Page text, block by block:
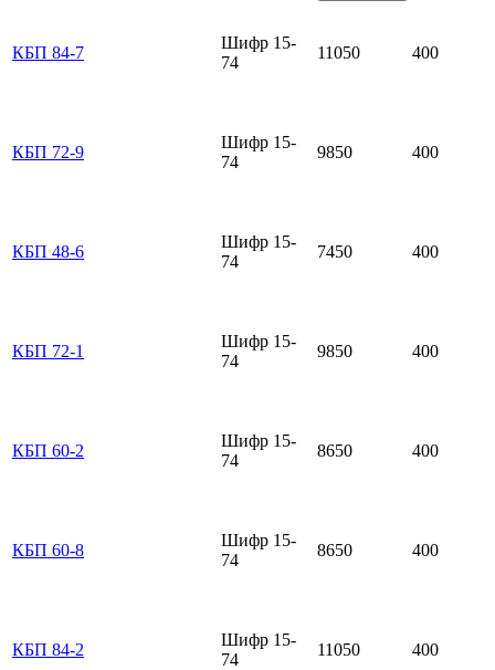
КБП 84-7
Шифр 15-
74
11050 400
КБП 72-9
Шифр 15-
74
9850 400
КБП 48-6
Шифр 15-
74
7450 400
КБП 72-1
Шифр 15-
74
9850 400
КБП 60-2
Шифр 15-
74
8650 400
КБП 60-8
Шифр 15-
74
8650 400
КБП 84-2
Шифр 15-
74
11050 400